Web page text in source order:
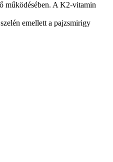
működésében. A K2-vitamin
emellett a pajzsmirigy